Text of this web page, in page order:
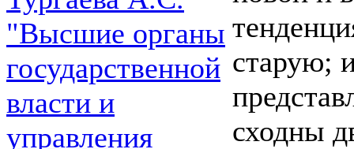
"Высшие органы
государственной
власти и
управления
старую;
сходны